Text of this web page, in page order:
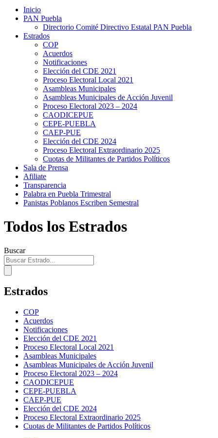
Inicio
PAN Puebla
Directorio Comité Directivo Estatal PAN Puebla
Estrados
COP
Acuerdos
Notificaciones
Elección del CDE 2021
Proceso Electoral Local 2021
Asambleas Municipales
Asambleas Municipales de Acción Juvenil
Proceso Electoral 2023 – 2024
CAODICEPUE
CEPE-PUEBLA
CAEP-PUE
Elección del CDE 2024
Proceso Electoral Extraordinario 2025
Cuotas de Militantes de Partidos Políticos
Sala de Prensa
Afiliate
Transparencia
Palabra en Puebla Trimestral
Panistas Poblanos Escriben Semestral
Todos los Estrados
Buscar
Estrados
COP
Acuerdos
Notificaciones
Elección del CDE 2021
Proceso Electoral Local 2021
Asambleas Municipales
Asambleas Municipales de Acción Juvenil
Proceso Electoral 2023 – 2024
CAODICEPUE
CEPE-PUEBLA
CAEP-PUE
Elección del CDE 2024
Proceso Electoral Extraordinario 2025
Cuotas de Militantes de Partidos Políticos